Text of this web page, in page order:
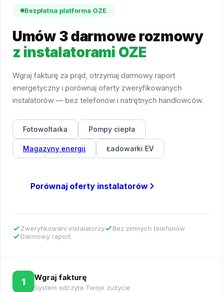
Bezpłatna platforma OZE
Umów 3 darmowe rozmowy
z instalatorami OZE
Wgraj fakturę za prąd, otrzymaj darmowy raport
energetyczny i porównaj oferty zweryfikowanych
instalatorów — bez telefonów i natrętnych handlowców.
Fotowoltaika Pompy ciepła
Magazyny energii Ładowarki EV
Porównaj oferty instalatorów
Zweryfikowani instalatorzy
Bez zimnych telefonów
Darmowy raport
1 Wgraj fakturę
System odczyta Twoje zużycie